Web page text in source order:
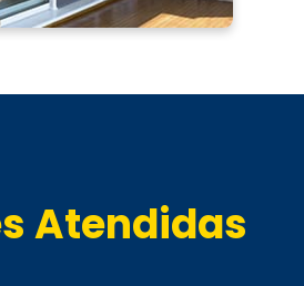
Atendidas